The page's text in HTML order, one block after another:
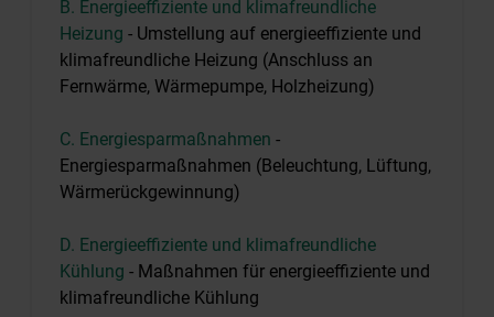
B. Energieeffiziente und klimafreundliche
Heizung - Umstellung auf energieeffiziente und
klimafreundliche Heizung (Anschluss an
Fernwärme, Wärmepumpe, Holzheizung)
C. Energiesparmaßnahmen -
Energiesparmaßnahmen (Beleuchtung, Lüftung,
Wärmerückgewinnung)
D. Energieeffiziente und klimafreundliche
Kühlung - Maßnahmen für energieeffiziente und
klimafreundliche Kühlung